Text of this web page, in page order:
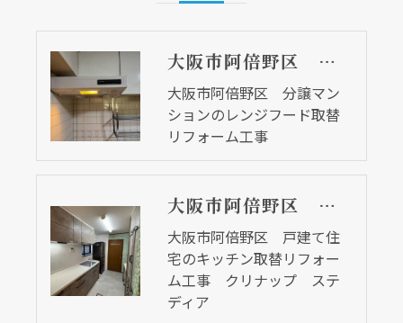
大阪市阿倍野区 分譲マンションのレンジフード取替リフォーム工事
大阪市阿倍野区 分譲マン
ションのレンジフード取替
リフォーム工事
大阪市阿倍野区 戸建て住宅のキッチン取替リフォーム工事 クリナップ ステディア
大阪市阿倍野区 戸建て住
宅のキッチン取替リフォー
ム工事 クリナップ ステ
ディア